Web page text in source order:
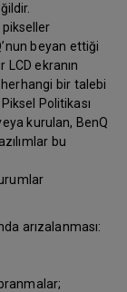
pikseller
beyan ettiği
ekranın
bir talebi
Politikası
kurulan, BenQ
bu
arızalanması: